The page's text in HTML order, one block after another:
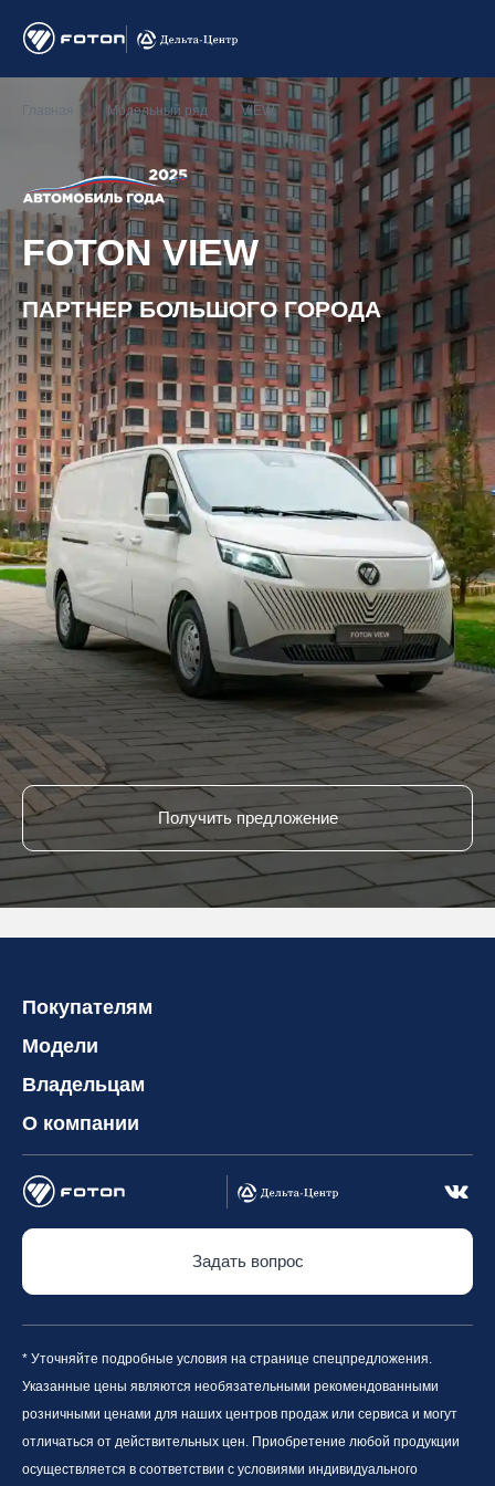
Главная Модельный ряд VIEW
FOTON VIEW
ПАРТНЕР БОЛЬШОГО ГОРОДА
Получить предложение
Покупателям
Модели
Владельцам
О компании
Задать вопрос
* Уточняйте подробные условия на странице спецпредложения.
Указанные цены являются необязательными рекомендованными
розничными ценами для наших центров продаж или сервиса и могут
отличаться от действительных цен. Приобретение любой продукции
осуществляется в соответствии с условиями индивидуального